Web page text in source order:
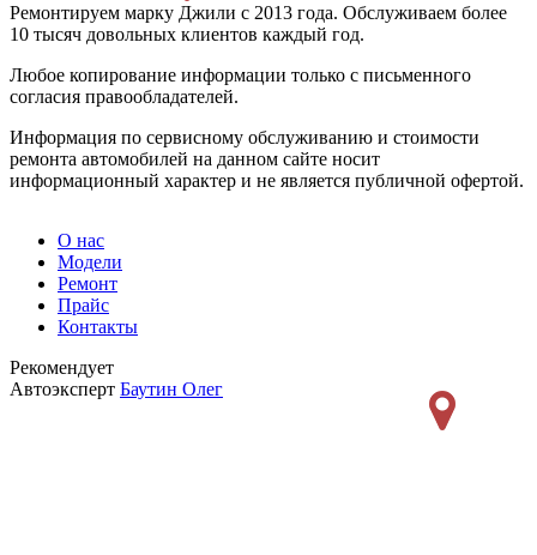
Ремонтируем марку Джили с 2013 года. Обслуживаем более
10 тысяч довольных клиентов каждый год.
Любое копирование информации только с письменного
согласия правообладателей.
Информация по сервисному обслуживанию и стоимости
ремонта автомобилей на данном сайте носит
информационный характер и не является публичной офертой.
О нас
Модели
Ремонт
Прайс
Контакты
Рекомендует
Автоэксперт Баутин Олег